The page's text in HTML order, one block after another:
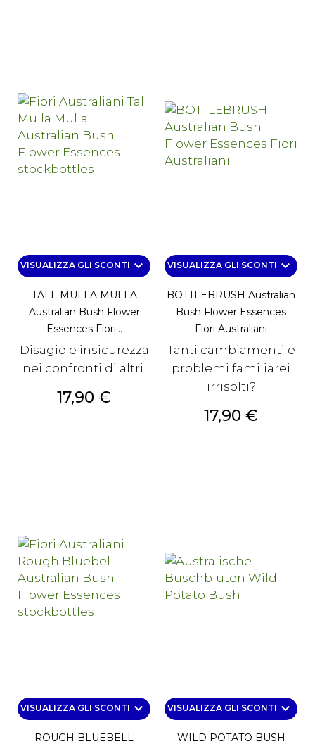
VISUALIZZA GLI SCONTI keyboard_arrow_down
TALL MULLA MULLA
Australian Bush Flower
Essences Fiori...
Disagio e insicurezza
nei confronti di altri.
Prezzo
17,90 €
VISUALIZZA GLI SCONTI keyboard_arrow_down
BOTTLEBRUSH Australian
Bush Flower Essences
Fiori Australiani
Tanti cambiamenti e
problemi familiarei
irrisolti?
Prezzo
17,90 €
VISUALIZZA GLI SCONTI keyboard_arrow_down
ROUGH BLUEBELL
VISUALIZZA GLI SCONTI keyboard_arrow_down
WILD POTATO BUSH